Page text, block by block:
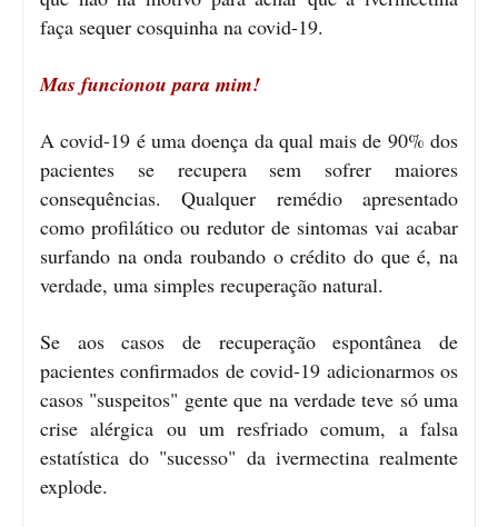
faça sequer cosquinha na covid-19.
Mas funcionou para mim!
A covid-19 é uma doença da qual mais de 90% dos
pacientes se recupera sem sofrer maiores
consequências. Qualquer remédio apresentado
como profilático ou redutor de sintomas vai acabar
surfando na onda roubando o crédito do que é, na
verdade, uma simples recuperação natural.
Se aos casos de recuperação espontânea de
pacientes confirmados de covid-19 adicionarmos os
casos "suspeitos" gente que na verdade teve só uma
crise alérgica ou um resfriado comum, a falsa
estatística do "sucesso" da ivermectina realmente
explode.